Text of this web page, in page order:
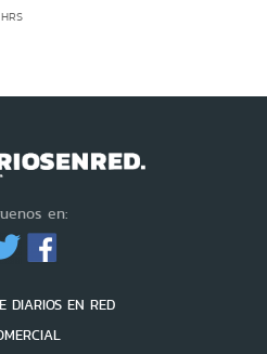
en:
DIARIOS EN RED